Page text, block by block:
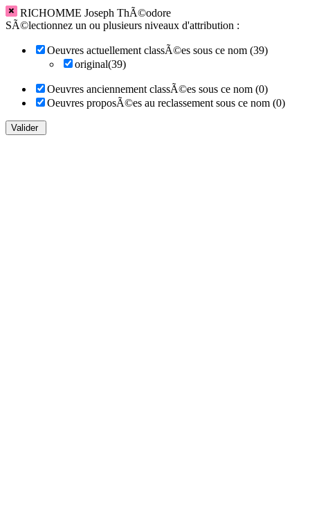
RICHOMME Joseph ThÃ©odore
SÃ©lectionnez un ou plusieurs niveaux d'attribution :
Oeuvres actuellement classÃ©es sous ce nom (39)
original(39)
Oeuvres anciennement classÃ©es sous ce nom (0)
Oeuvres proposÃ©es au reclassement sous ce nom (0)
Valider